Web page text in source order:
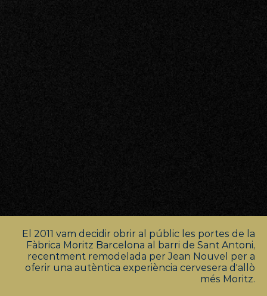
El 2011 vam decidir obrir al públic les portes de la
Fàbrica Moritz Barcelona al barri de Sant Antoni,
recentment remodelada per Jean Nouvel per a
oferir una autèntica experiència cervesera d'allò
més Moritz.